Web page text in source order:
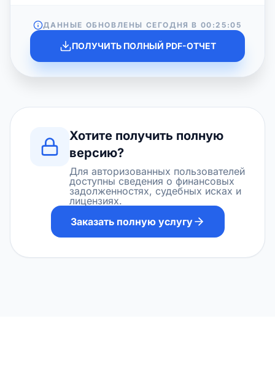
ДАННЫЕ ОБНОВЛЕНЫ СЕГОДНЯ В 00:25:05
ПОЛУЧИТЬ ПОЛНЫЙ PDF-ОТЧЕТ
Хотите получить полную
версию?
Для авторизованных пользователей
доступны сведения о финансовых
задолженностях, судебных исках и
лицензиях.
Заказать полную услугу